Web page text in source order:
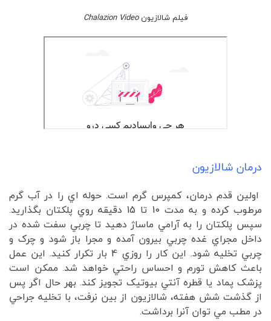
فیلم شالازیونChalazion Video
درمان شالازیون
اولين قدم درمان، کمپرس گرم است. حوله اي را در آب گرم
مرطوب کرده و به مدت 10 تا 15 دقيقه روي پلکتان بگذاريد.
سپس پلکتان را به آرامي ماساژ دهيد تا چربي سفت شده در
داخل مجراي غده چربي بيرون آمده و مجرا باز شود و چرک و
چربي تخليه شود. اين کار را روزي 4 بار تکرار کنيد. اين عمل
باعث کاهش تورم و احساس راحتي خواهد شد. ممکن است
پزشک پماد يا قطره آنتي بيوتيک تجويز کند. بهر حال اگر پس
از گذشت شش هفته، شالازيون از بين نرفت، با تخليه جراحي
در مطب مي توان آنرا برداشت.